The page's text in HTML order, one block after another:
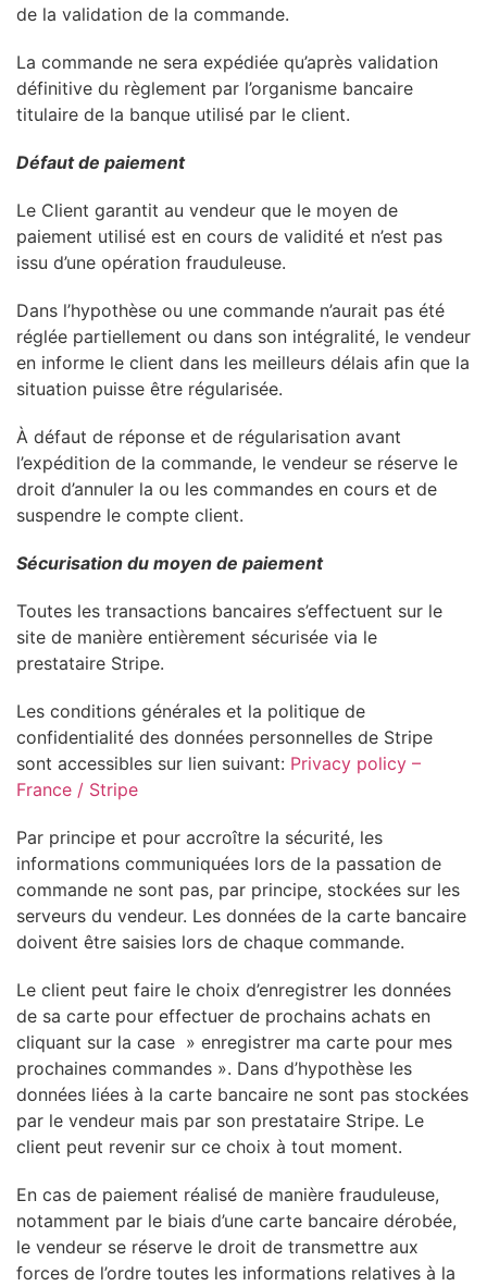
de la validation de la commande.
La commande ne sera expédiée qu’après validation
définitive du règlement par l’organisme bancaire
titulaire de la banque utilisé par le client.
Défaut de paiement
Le Client garantit au vendeur que le moyen de
paiement utilisé est en cours de validité et n’est pas
issu d’une opération frauduleuse.
Dans l’hypothèse ou une commande n’aurait pas été
réglée partiellement ou dans son intégralité, le vendeur
en informe le client dans les meilleurs délais afin que la
situation puisse être régularisée.
À défaut de réponse et de régularisation avant
l’expédition de la commande, le vendeur se réserve le
droit d’annuler la ou les commandes en cours et de
suspendre le compte client.
Sécurisation du moyen de paiement
Toutes les transactions bancaires s’effectuent sur le
site de manière entièrement sécurisée via le
prestataire Stripe.
Les conditions générales et la politique de
confidentialité des données personnelles de Stripe
sont accessibles sur lien suivant: Privacy policy –
France / Stripe
Par principe et pour accroître la sécurité, les
informations communiquées lors de la passation de
commande ne sont pas, par principe, stockées sur les
serveurs du vendeur. Les données de la carte bancaire
doivent être saisies lors de chaque commande.
Le client peut faire le choix d’enregistrer les données
de sa carte pour effectuer de prochains achats en
cliquant sur la case » enregistrer ma carte pour mes
prochaines commandes ». Dans d’hypothèse les
données liées à la carte bancaire ne sont pas stockées
par le vendeur mais par son prestataire Stripe. Le
client peut revenir sur ce choix à tout moment.
En cas de paiement réalisé de manière frauduleuse,
notamment par le biais d’une carte bancaire dérobée,
le vendeur se réserve le droit de transmettre aux
forces de l’ordre toutes les informations relatives à la